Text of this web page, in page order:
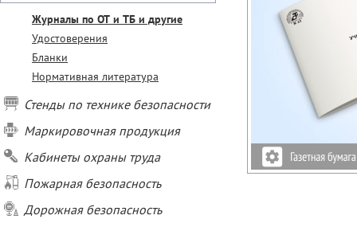
Журналы по ОТ и ТБ и другие
Удостоверения
Бланки
Нормативная литература
Стенды по технике безопасности
Маркировочная продукция
Кабинеты охраны труда
Пожарная безопасность
Дорожная безопасность